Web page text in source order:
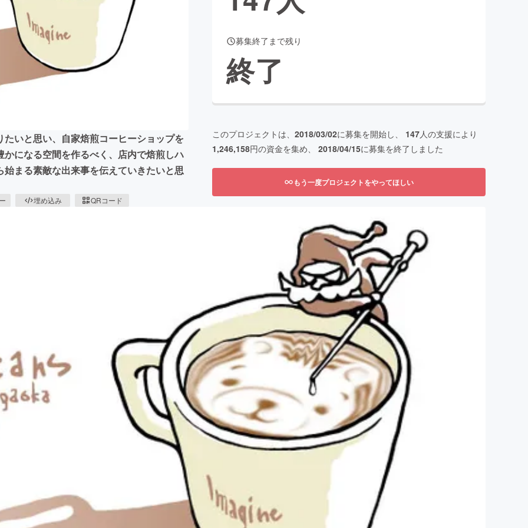
CAMPFIRE for Social Good
CAMPFIREふるさと納税
いと思い、自家焙煎コーヒーショップを
になる空間を作るべく、店内で焙煎しハ
まる素敵な出来事を伝えていきたいと思
埋め込み QRコード
募集終了まで残り
終了
このプロジェクトは、 2018/03/02に募集を開始し、 147人の支援により
1,246,158円の資金を集め、 2018/04/15に募集を終了しました
もう一度プロジェクトをやってほしい